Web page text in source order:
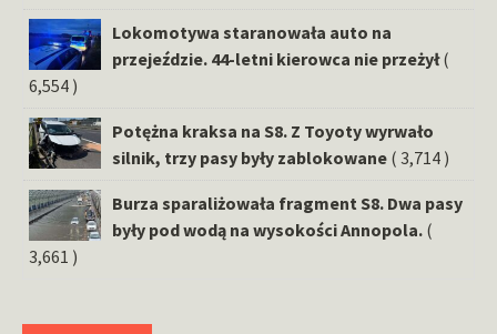
Lokomotywa staranowała auto na
przejeździe. 44-letni kierowca nie przeżył (
6,554 )
Potężna kraksa na S8. Z Toyoty wyrwało
silnik, trzy pasy były zablokowane ( 3,714 )
Burza sparaliżowała fragment S8. Dwa pasy
były pod wodą na wysokości Annopola. (
3,661 )